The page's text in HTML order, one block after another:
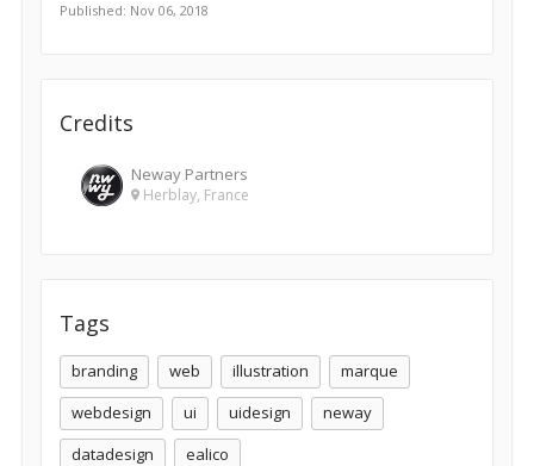
Published: Nov 06, 2018
Credits
Neway Partners
Herblay, France
Tags
branding web illustration
marque
webdesign
ui uidesign
neway
datadesign
ealico